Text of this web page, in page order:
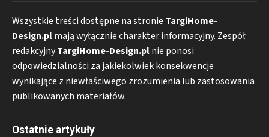
Wszystkie treści dostępne na stronie TargiHome-
Design.plmają wyłącznie charakter informacyjny. Zespół
redakcyjnyTargiHome-Design.plnie ponosi
odpowiedzialności za jakiekolwiek konsekwencje
wynikające z niewłaściwego zrozumienia lub zastosowania
publikowanych materiałów.
Ostatnie artykuły